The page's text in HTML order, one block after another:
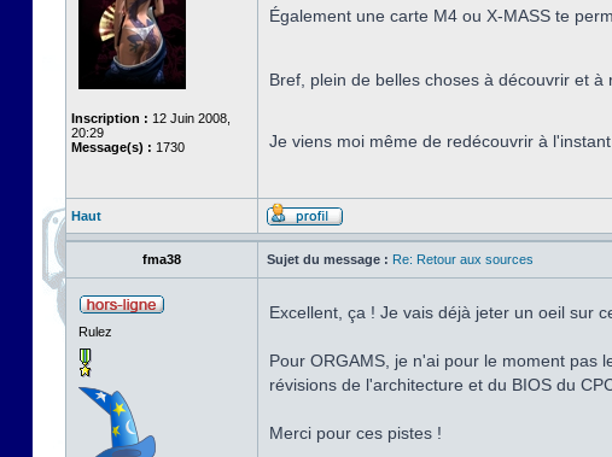
Inscription : 12 Juin 2008,
20:29
Message(s) : 1730
Également une carte M4 ou X-MASS te
Bref, plein de belles choses à découvrir et à
Je viens moi même de redécouvrir à l'instant
Haut
fma38 Sujet du message : Re: Retour aux sources
Rulez
Excellent, ça ! Je vais déjà jeter un oeil sur
Pour ORGAMS, je n'ai pour le moment pas
révisions de l'architecture et du BIOS du
Merci pour ces pistes !